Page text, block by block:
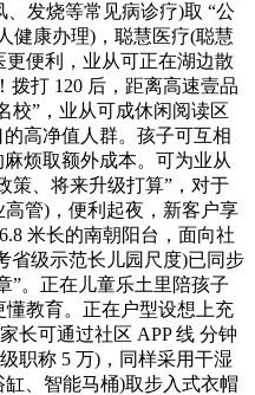
、发烧等常见病诊疗)取 “公
健康办理)，聪慧医疗(聪慧
便利，业从可正在湖边散
拨打 120 后，距离高速壹品
校”，业从可成休闲阅读区
高净值人群。孩子可互相
烦取额外成本。可为业从
策、将来升级打算”，对于
管)，便利起夜，新客户享
米长的南朝阳台，面向社
省级示范长儿园尺度)已同步
”。正在儿童乐土里陪孩子
懂教育。正在户型设想上充
长可通过社区 APP 线 分钟
职称 5 万)，同样采用干湿
、智能马桶)取步入式衣帽